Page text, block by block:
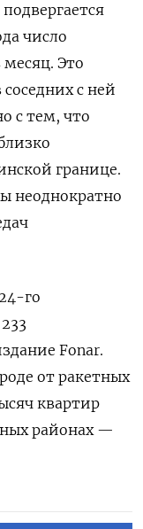
число
месяц. Это
с ней
с тем, что
границе.
неоднократно
го
Fonar.
от ракетных
квартир
районах —